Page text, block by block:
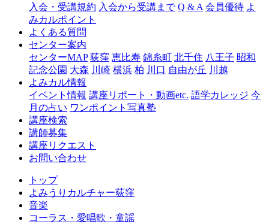
ャ
窪
入会・受講規約 入会から受講まで Q & A 会員優待 よ
みカルポイント
よくある質問
センター案内
センターMAP 荻窪 恵比寿 錦糸町 北千住 八王子 昭和
記念公園 大森 川崎 横浜 柏 川口 自由が丘 川越
よみカル情報
イベント情報 講座リポート・動画etc. 語学カレッジ 今
月の占い ワンポイント写真塾
講座検索
講師募集
講座リクエスト
お問い合わせ
トップ
よみうりカルチャー荻窪
音楽
コーラス・愛唱歌・童謡